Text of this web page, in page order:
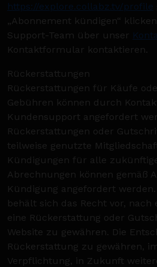
https://explore.collabz.tv/profile
„Abonnement kündigen“
Support-Team über unser
Kontaktformular kontaktieren.
Rückerstattungen
Rückerstattungen für Käufe
Gebühren können durch
Kundensupport angefordert
Rückerstattungen oder
teilweise genutzte
Kündigungen für alle
Abrechnungen können gemäß
Kündigung angefordert
behält sich das Recht vor, nach
eine Rückerstattung oder
Website zu gewähren. Die
Rückerstattung zu gewähren,
Verpflichtung, in Zukunft